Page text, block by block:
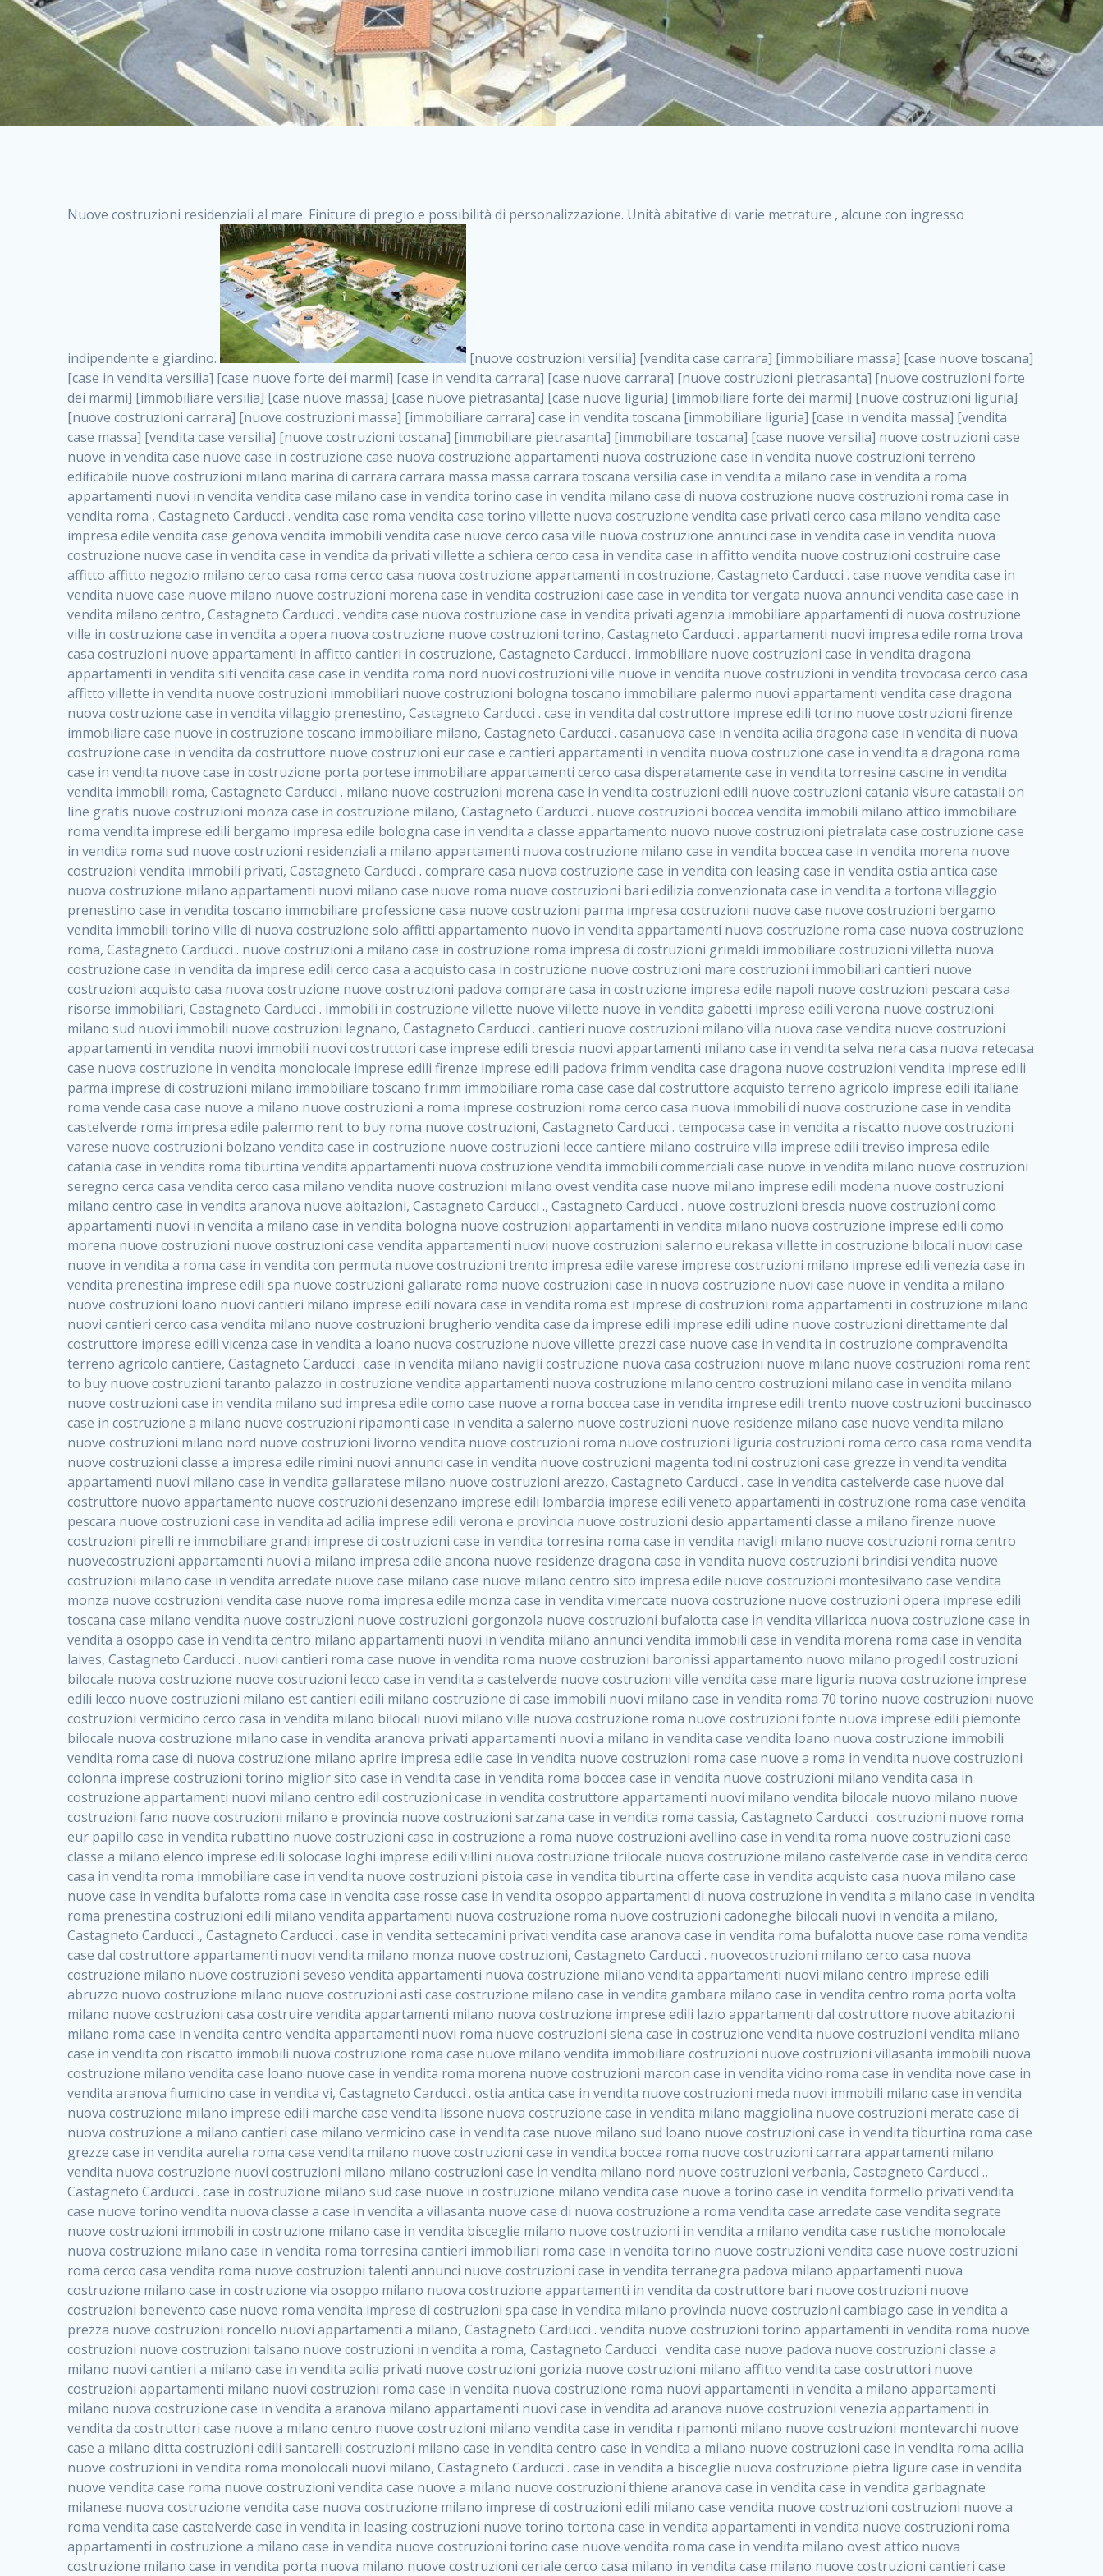
Nuove costruzioni residenziali al mare. Finiture di pregio e possibilità di personalizzazione. Unità abitative di varie metrature , alcune con ingresso
indipendente e giardino. [nuove costruzioni versilia] [vendita case carrara] [immobiliare massa] [case nuove toscana] [case in vendita versilia] [case nuove forte dei marmi] [case in vendita carrara] [case nuove carrara] [nuove costruzioni pietrasanta] [nuove costruzioni forte dei marmi] [immobiliare versilia] [case nuove massa] [case nuove pietrasanta] [case nuove liguria] [immobiliare forte dei marmi] [nuove costruzioni liguria] [nuove costruzioni carrara] [nuove costruzioni massa] [immobiliare carrara] case in vendita toscana [immobiliare liguria] [case in vendita massa] [vendita case massa] [vendita case versilia] [nuove costruzioni toscana] [immobiliare pietrasanta] [immobiliare toscana] [case nuove versilia] nuove costruzioni case nuove in vendita case nuove case in costruzione case nuova costruzione appartamenti nuova costruzione case in vendita nuove costruzioni terreno edificabile nuove costruzioni milano marina di carrara carrara massa massa carrara toscana versilia case in vendita a milano case in vendita a roma appartamenti nuovi in vendita vendita case milano case in vendita torino case in vendita milano case di nuova costruzione nuove costruzioni roma case in vendita roma , Castagneto Carducci . vendita case roma vendita case torino villette nuova costruzione vendita case privati cerco casa milano vendita case impresa edile vendita case genova vendita immobili vendita case nuove cerco casa ville nuova costruzione annunci case in vendita case in vendita nuova costruzione nuove case in vendita case in vendita da privati villette a schiera cerco casa in vendita case in affitto vendita nuove costruzioni costruire case affitto affitto negozio milano cerco casa roma cerco casa nuova costruzione appartamenti in costruzione, Castagneto Carducci . case nuove vendita case in vendita nuove case nuove milano nuove costruzioni morena case in vendita costruzioni case case in vendita tor vergata nuova annunci vendita case case in vendita milano centro, Castagneto Carducci . vendita case nuova costruzione case in vendita privati agenzia immobiliare appartamenti di nuova costruzione ville in costruzione case in vendita a opera nuova costruzione nuove costruzioni torino, Castagneto Carducci . appartamenti nuovi impresa edile roma trova casa costruzioni nuove appartamenti in affitto cantieri in costruzione, Castagneto Carducci . immobiliare nuove costruzioni case in vendita dragona appartamenti in vendita siti vendita case case in vendita roma nord nuovi costruzioni ville nuove in vendita nuove costruzioni in vendita trovocasa cerco casa affitto villette in vendita nuove costruzioni immobiliari nuove costruzioni bologna toscano immobiliare palermo nuovi appartamenti vendita case dragona nuova costruzione case in vendita villaggio prenestino, Castagneto Carducci . case in vendita dal costruttore imprese edili torino nuove costruzioni firenze immobiliare case nuove in costruzione toscano immobiliare milano, Castagneto Carducci . casanuova case in vendita acilia dragona case in vendita di nuova costruzione case in vendita da costruttore nuove costruzioni eur case e cantieri appartamenti in vendita nuova costruzione case in vendita a dragona roma case in vendita nuove case in costruzione porta portese immobiliare appartamenti cerco casa disperatamente case in vendita torresina cascine in vendita vendita immobili roma, Castagneto Carducci . milano nuove costruzioni morena case in vendita costruzioni edili nuove costruzioni catania visure catastali on line gratis nuove costruzioni monza case in costruzione milano, Castagneto Carducci . nuove costruzioni boccea vendita immobili milano attico immobiliare roma vendita imprese edili bergamo impresa edile bologna case in vendita a classe appartamento nuovo nuove costruzioni pietralata case costruzione case in vendita roma sud nuove costruzioni residenziali a milano appartamenti nuova costruzione milano case in vendita boccea case in vendita morena nuove costruzioni vendita immobili privati, Castagneto Carducci . comprare casa nuova costruzione case in vendita con leasing case in vendita ostia antica case nuova costruzione milano appartamenti nuovi milano case nuove roma nuove costruzioni bari edilizia convenzionata case in vendita a tortona villaggio prenestino case in vendita toscano immobiliare professione casa nuove costruzioni parma impresa costruzioni nuove case nuove costruzioni bergamo vendita immobili torino ville di nuova costruzione solo affitti appartamento nuovo in vendita appartamenti nuova costruzione roma case nuova costruzione roma, Castagneto Carducci . nuove costruzioni a milano case in costruzione roma impresa di costruzioni grimaldi immobiliare costruzioni villetta nuova costruzione case in vendita da imprese edili cerco casa a acquisto casa in costruzione nuove costruzioni mare costruzioni immobiliari cantieri nuove costruzioni acquisto casa nuova costruzione nuove costruzioni padova comprare casa in costruzione impresa edile napoli nuove costruzioni pescara casa risorse immobiliari, Castagneto Carducci . immobili in costruzione villette nuove villette nuove in vendita gabetti imprese edili verona nuove costruzioni milano sud nuovi immobili nuove costruzioni legnano, Castagneto Carducci . cantieri nuove costruzioni milano villa nuova case vendita nuove costruzioni appartamenti in vendita nuovi immobili nuovi costruttori case imprese edili brescia nuovi appartamenti milano case in vendita selva nera casa nuova retecasa case nuova costruzione in vendita monolocale imprese edili firenze imprese edili padova frimm vendita case dragona nuove costruzioni vendita imprese edili parma imprese di costruzioni milano immobiliare toscano frimm immobiliare roma case case dal costruttore acquisto terreno agricolo imprese edili italiane roma vende casa case nuove a milano nuove costruzioni a roma imprese costruzioni roma cerco casa nuova immobili di nuova costruzione case in vendita castelverde roma impresa edile palermo rent to buy roma nuove costruzioni, Castagneto Carducci . tempocasa case in vendita a riscatto nuove costruzioni varese nuove costruzioni bolzano vendita case in costruzione nuove costruzioni lecce cantiere milano costruire villa imprese edili treviso impresa edile catania case in vendita roma tiburtina vendita appartamenti nuova costruzione vendita immobili commerciali case nuove in vendita milano nuove costruzioni seregno cerca casa vendita cerco casa milano vendita nuove costruzioni milano ovest vendita case nuove milano imprese edili modena nuove costruzioni milano centro case in vendita aranova nuove abitazioni, Castagneto Carducci ., Castagneto Carducci . nuove costruzioni brescia nuove costruzioni como appartamenti nuovi in vendita a milano case in vendita bologna nuove costruzioni appartamenti in vendita milano nuova costruzione imprese edili como morena nuove costruzioni nuove costruzioni case vendita appartamenti nuovi nuove costruzioni salerno eurekasa villette in costruzione bilocali nuovi case nuove in vendita a roma case in vendita con permuta nuove costruzioni trento impresa edile varese imprese costruzioni milano imprese edili venezia case in vendita prenestina imprese edili spa nuove costruzioni gallarate roma nuove costruzioni case in nuova costruzione nuovi case nuove in vendita a milano nuove costruzioni loano nuovi cantieri milano imprese edili novara case in vendita roma est imprese di costruzioni roma appartamenti in costruzione milano nuovi cantieri cerco casa vendita milano nuove costruzioni brugherio vendita case da imprese edili imprese edili udine nuove costruzioni direttamente dal costruttore imprese edili vicenza case in vendita a loano nuova costruzione nuove villette prezzi case nuove case in vendita in costruzione compravendita terreno agricolo cantiere, Castagneto Carducci . case in vendita milano navigli costruzione nuova casa costruzioni nuove milano nuove costruzioni roma rent to buy nuove costruzioni taranto palazzo in costruzione vendita appartamenti nuova costruzione milano centro costruzioni milano case in vendita milano nuove costruzioni case in vendita milano sud impresa edile como case nuove a roma boccea case in vendita imprese edili trento nuove costruzioni buccinasco case in costruzione a milano nuove costruzioni ripamonti case in vendita a salerno nuove costruzioni nuove residenze milano case nuove vendita milano nuove costruzioni milano nord nuove costruzioni livorno vendita nuove costruzioni roma nuove costruzioni liguria costruzioni roma cerco casa roma vendita nuove costruzioni classe a impresa edile rimini nuovi annunci case in vendita nuove costruzioni magenta todini costruzioni case grezze in vendita vendita appartamenti nuovi milano case in vendita gallaratese milano nuove costruzioni arezzo, Castagneto Carducci . case in vendita castelverde case nuove dal costruttore nuovo appartamento nuove costruzioni desenzano imprese edili lombardia imprese edili veneto appartamenti in costruzione roma case vendita pescara nuove costruzioni case in vendita ad acilia imprese edili verona e provincia nuove costruzioni desio appartamenti classe a milano firenze nuove costruzioni pirelli re immobiliare grandi imprese di costruzioni case in vendita torresina roma case in vendita navigli milano nuove costruzioni roma centro nuovecostruzioni appartamenti nuovi a milano impresa edile ancona nuove residenze dragona case in vendita nuove costruzioni brindisi vendita nuove costruzioni milano case in vendita arredate nuove case mila